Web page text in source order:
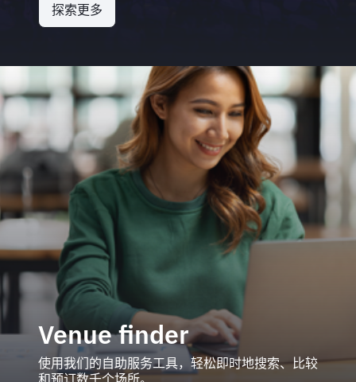
探索更多
Venue finder
使用我们的自助服务工具，轻松即时地搜索、比较
和预订数千个场所。